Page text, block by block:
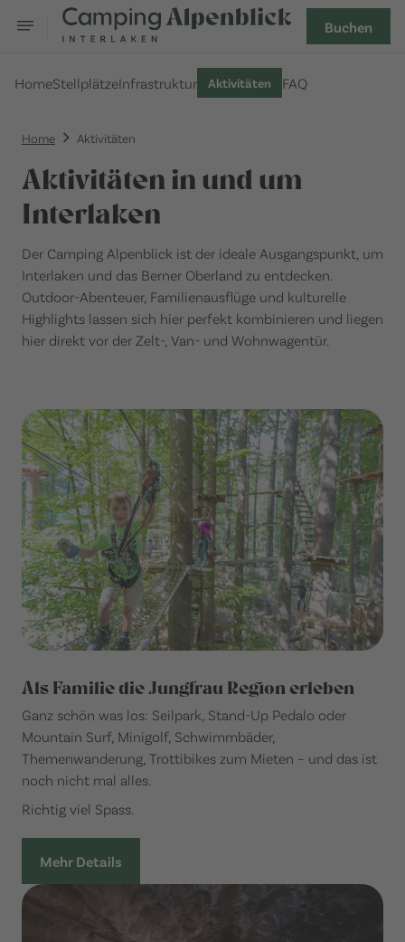
Buchen
HomeStellplätzeInfrastruktur Aktivitäten FAQ
Home Aktivitäten
Aktivitäten in und um
Interlaken
Der Camping Alpenblick ist der ideale Ausgangspunkt, um
Interlaken und das Berner Oberland zu entdecken.
Outdoor-Abenteuer, Familienausflüge und kulturelle
Highlights lassen sich hier perfekt kombinieren und liegen
hier direkt vor der Zelt-, Van- und Wohnwagentür.
Als Familie die Jungfrau Region erleben
Ganz schön was los: Seilpark, Stand-Up Pedalo oder
Mountain Surf, Minigolf, Schwimmbäder,
Themenwanderung, Trottibikes zum Mieten – und das ist
noch nicht mal alles.
Richtig viel Spass.
Mehr Details